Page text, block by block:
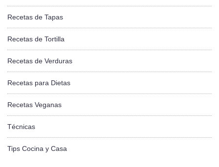
Recetas de Tapas
Recetas de Tortilla
Recetas de Verduras
Recetas para Dietas
Recetas Veganas
Técnicas
Tips Cocina y Casa